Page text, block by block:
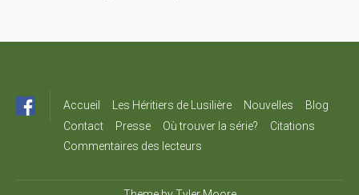
Accueil Les Héritiers de Lusilière Nouvelles
Blog
Contact
Presse Où trouver la série?
Citations
Commentaires des lecteurs